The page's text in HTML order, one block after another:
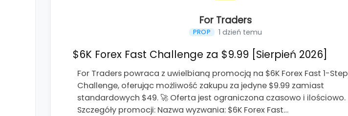
For Traders
PROP 1 dzień temu
$6K Forex Fast Challenge za $9.99 [Sierpień 2026]
For Traders powraca z uwielbianą promocją na $6K Forex Fast 1-Step
Challenge, oferując możliwość zakupu za jedyne $9.99 zamiast
standardowych $49. 🚀 Oferta jest ograniczona czasowo i ilościowo.
Szczegóły promocji: Nazwa wyzwania: $6K Forex Fast…